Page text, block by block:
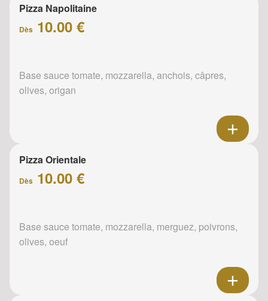
Pizza Napolitaine
Dès 10.00 €
Base sauce tomate, mozzarella, anchois, câpres,
olives, origan
Pizza Orientale
Dès 10.00 €
Base sauce tomate, mozzarella, merguez, poivrons,
olives, oeuf